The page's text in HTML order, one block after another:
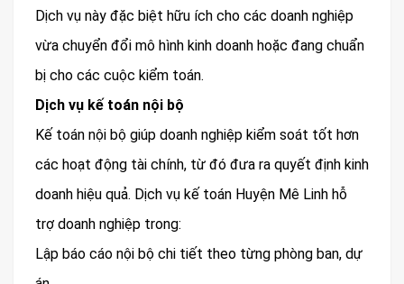
Dịch vụ này đặc biệt hữu ích cho các doanh nghiệp
vừa chuyển đổi mô hình kinh doanh hoặc đang chuẩn
bị cho các cuộc kiểm toán.
Dịch vụ kế toán nội bộ
Kế toán nội bộ giúp doanh nghiệp kiểm soát tốt hơn
các hoạt động tài chính, từ đó đưa ra quyết định kinh
doanh hiệu quả. Dịch vụ kế toán Huyện Mê Linh hỗ
trợ doanh nghiệp trong:
Lập báo cáo nội bộ chi tiết theo từng phòng ban, dự